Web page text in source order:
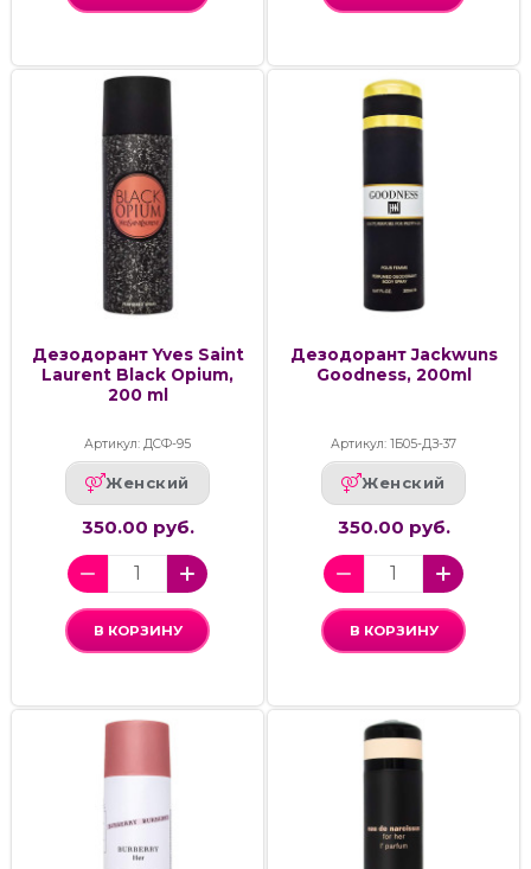
Дезодорант Yves Saint
Laurent Black Opium,
200 ml
Артикул: ДСФ-95
Женский
350.00 руб.
В КОРЗИНУ
Дезодорант Jackwuns
Goodness, 200ml
Артикул: 1Б05-ДЗ-37
Женский
350.00 руб.
В КОРЗИНУ